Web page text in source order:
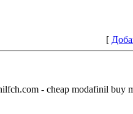
[
- cheap modafinil buy